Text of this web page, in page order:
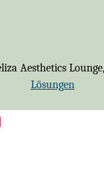
Aesthetics
Lösungen